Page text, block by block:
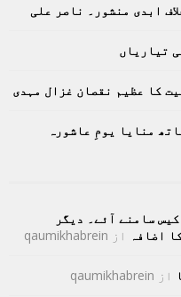
ابدی منشور۔ ناصر علی
تیاریاں
کا عظیم نقصان غزال مہدی
منایا یومِ عاشورہ
سامنے آئے۔ دیگر
اضافہ
از qaumikhabrein
از qaumikhabrein